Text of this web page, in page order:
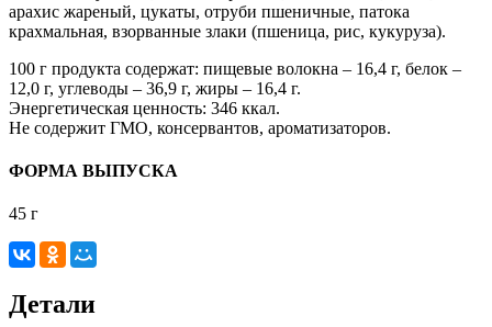
арахис жареный, цукаты, отруби пшеничные, патока
крахмальная, взорванные злаки (пшеница, рис, кукуруза).
100 г продукта содержат: пищевые волокна – 16,4 г, белок –
12,0 г, углеводы – 36,9 г, жиры – 16,4 г.
Энергетическая ценность: 346 ккал.
Не содержит ГМО, консервантов, ароматизаторов.
ФОРМА ВЫПУСКА
45 г
Детали